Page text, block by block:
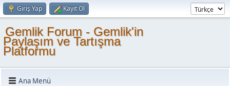
Giriş Yap Kayıt Ol
Gemlik Forum - Gemlik'in
Paylaşım ve Tartışma
Platformu
Ana Menü